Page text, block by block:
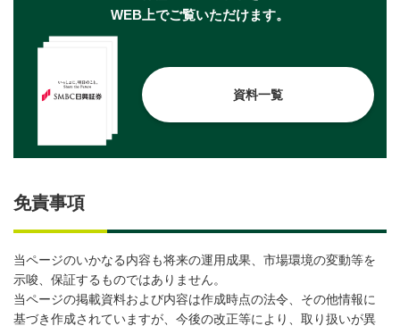
WEB上でご覧いただけます。
資料一覧
免責事項
当ページのいかなる内容も将来の運用成果、市場環境の変動等を
示唆、保証するものではありません。
当ページの掲載資料および内容は作成時点の法令、その他情報に
基づき作成されていますが、今後の改正等により、取り扱いが異